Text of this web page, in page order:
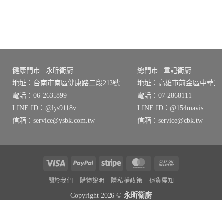
健康門市 | 永昕衛廚
地址：台南市南區健康路二段213號
電話：06-2635899
LINE ID：@lys9118v
信箱：service@ysbk.com.tw
總門市 | 章記衛廚
地址：高雄市前金區中華三
電話：07-2868111
LINE ID：@154mavis
信箱：service@cbk.tw
Visa PayPal Stripe MasterCard
關於我們 購物說明 隱私權政策 退貨需知
Copyright 2026 © 永昕衛廚